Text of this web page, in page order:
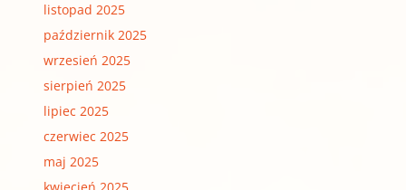
listopad 2025
październik 2025
wrzesień 2025
sierpień 2025
lipiec 2025
czerwiec 2025
maj 2025